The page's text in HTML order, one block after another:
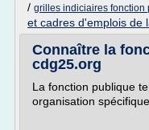
/ grilles indiciaires fonction
et cadres d'emplois de
Connaître la
cdg25.org
La fonction publique
organisation